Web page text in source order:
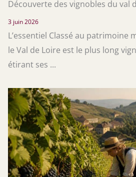
Découverte des vignobles du val
3 juin 2026
L’essentiel Classé au patrimoine
le Val de Loire est le plus long
étirant ses ...